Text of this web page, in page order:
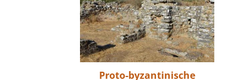
Proto-byzantinische